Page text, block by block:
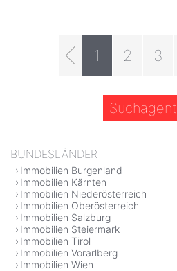
1 2 3
Suchagent
BUNDESLÄNDER
Immobilien Burgenland
Immobilien Kärnten
Immobilien Niederösterreich
Immobilien Oberösterreich
Immobilien Salzburg
Immobilien Steiermark
Immobilien Tirol
Immobilien Vorarlberg
Immobilien Wien